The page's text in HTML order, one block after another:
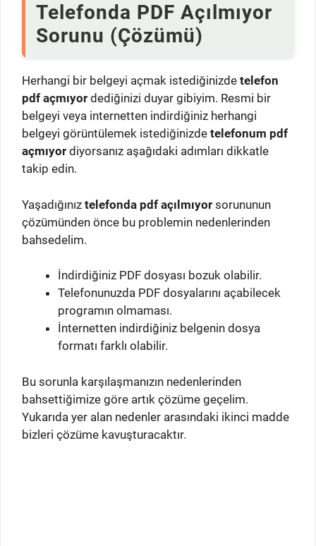
Telefonda PDF Açılmıyor
Sorunu (Çözümü)
Herhangi bir belgeyi açmak istediğinizde telefon
pdf açmıyor dediğinizi duyar gibiyim. Resmi bir
belgeyi veya internetten indirdiğiniz herhangi
belgeyi görüntülemek istediğinizde telefonum pdf
açmıyor diyorsanız aşağıdaki adımları dikkatle
takip edin.
Yaşadığınız telefonda pdf açılmıyor sorununun
çözümünden önce bu problemin nedenlerinden
bahsedelim.
İndirdiğiniz PDF dosyası bozuk olabilir.
Telefonunuzda PDF dosyalarını açabilecek
programın olmaması.
İnternetten indirdiğiniz belgenin dosya
formatı farklı olabilir.
Bu sorunla karşılaşmanızın nedenlerinden
bahsettiğimize göre artık çözüme geçelim.
Yukarıda yer alan nedenler arasındaki ikinci madde
bizleri çözüme kavuşturacaktır.